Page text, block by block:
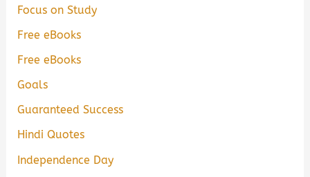
Focus on Study
Free eBooks
Free eBooks
Goals
Guaranteed Success
Hindi Quotes
Independence Day